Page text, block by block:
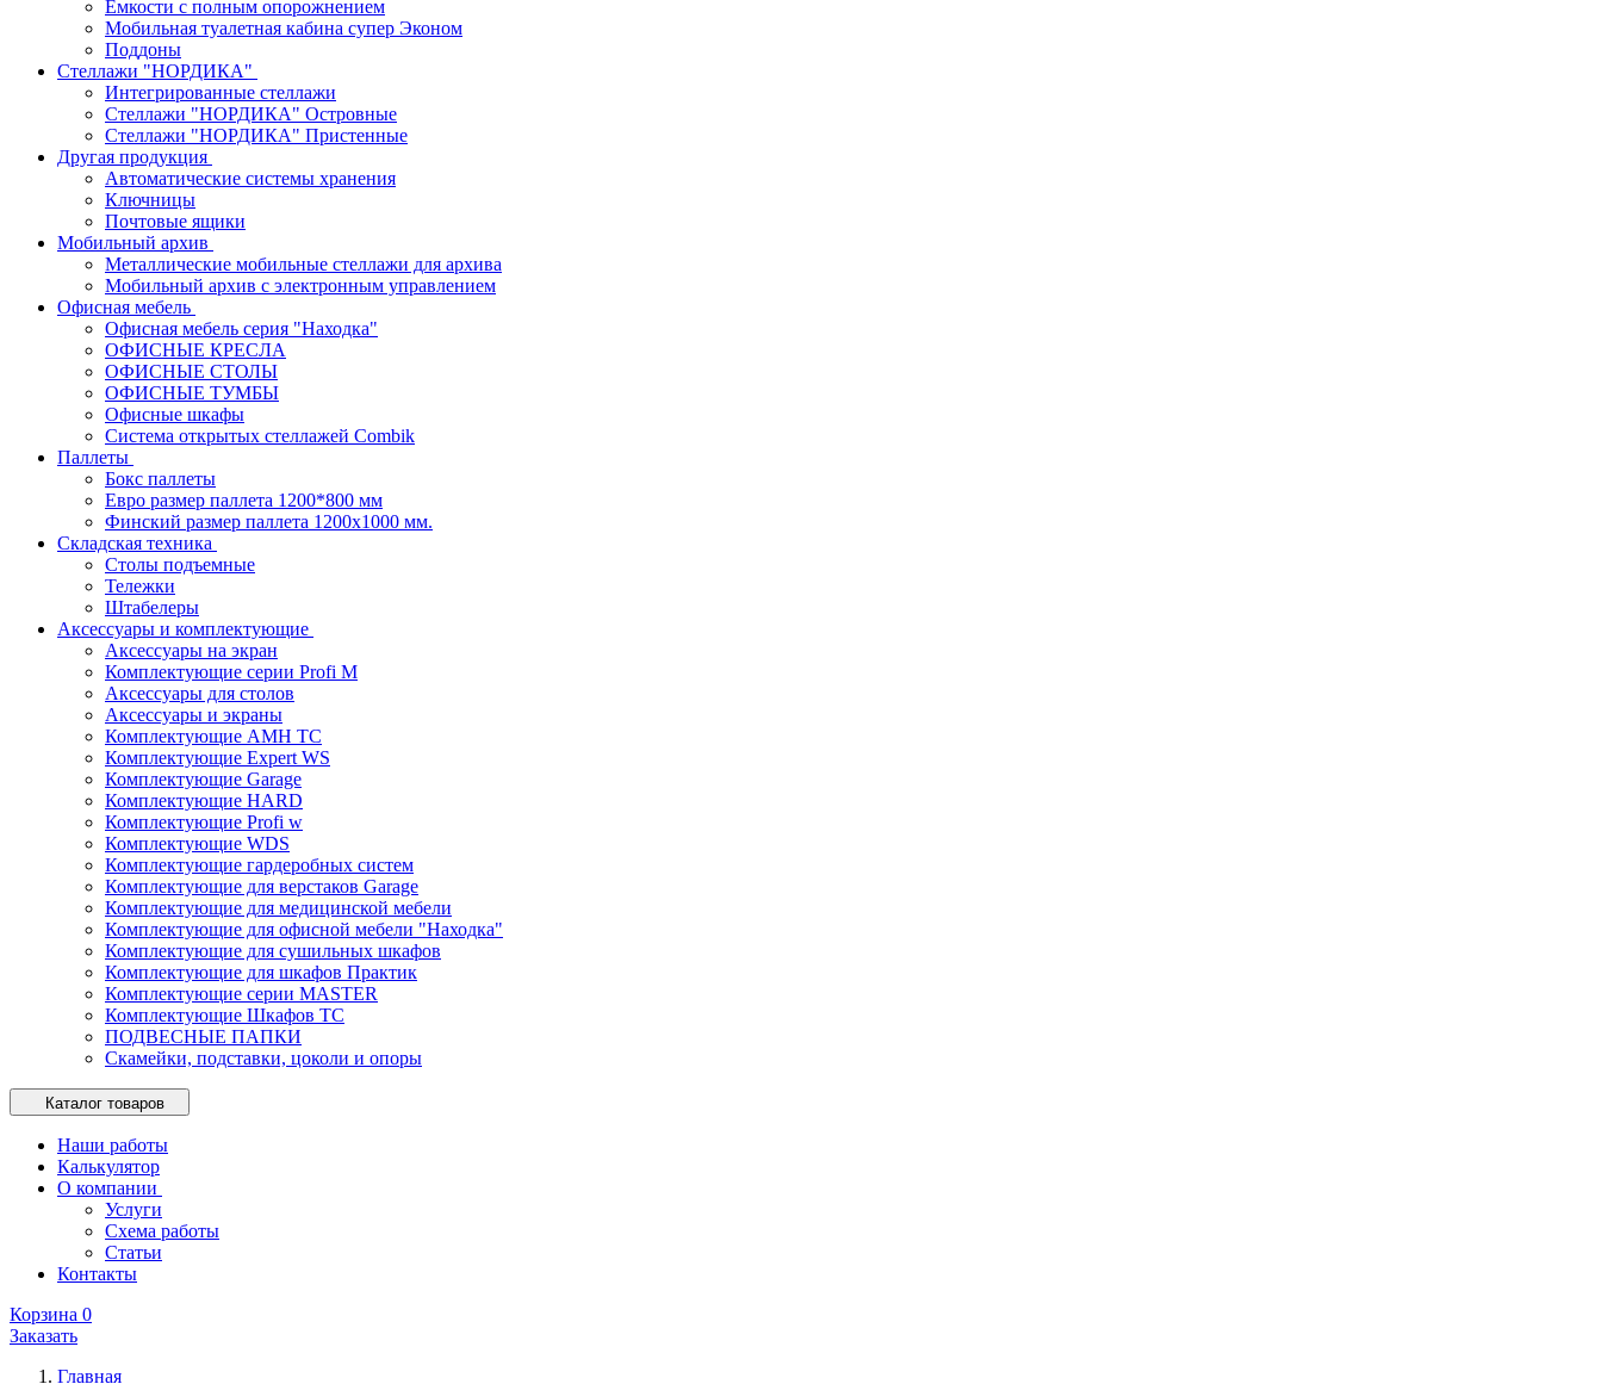
Ёмкости с полным опорожнением
Мобильная туалетная кабина супер Эконом
Поддоны
Стеллажи "НОРДИКА"
Интегрированные стеллажи
Стеллажи "НОРДИКА" Островные
Стеллажи "НОРДИКА" Пристенные
Другая продукция
Автоматические системы хранения
Ключницы
Почтовые ящики
Мобильный архив
Металлические мобильные стеллажи для архива
Мобильный архив с электронным управлением
Офисная мебель
Офисная мебель серия "Находка"
ОФИСНЫЕ КРЕСЛА
ОФИСНЫЕ СТОЛЫ
ОФИСНЫЕ ТУМБЫ
Офисные шкафы
Система открытых стеллажей Combik
Паллеты
Бокс паллеты
Евро размер паллета 1200*800 мм
Финский размер паллета 1200х1000 мм.
Складская техника
Столы подъемные
Тележки
Штабелеры
Аксессуары и комплектующие
Аксессуары на экран
Комплектующие серии Profi M
Аксессуары для столов
Аксессуары и экраны
Комплектующие AMH TC
Комплектующие Expert WS
Комплектующие Garage
Комплектующие HARD
Комплектующие Profi w
Комплектующие WDS
Комплектующие гардеробных систем
Комплектующие для верстаков Garage
Комплектующие для медицинской мебели
Комплектующие для офисной мебели "Находка"
Комплектующие для сушильных шкафов
Комплектующие для шкафов Практик
Комплектующие серии MASTER
Комплектующие Шкафов ТС
ПОДВЕСНЫЕ ПАПКИ
Скамейки, подставки, цоколи и опоры
Каталог товаров
Наши работы
Калькулятор
О компании
Услуги
Схема работы
Статьи
Контакты
Корзина 0
Заказать
Главная